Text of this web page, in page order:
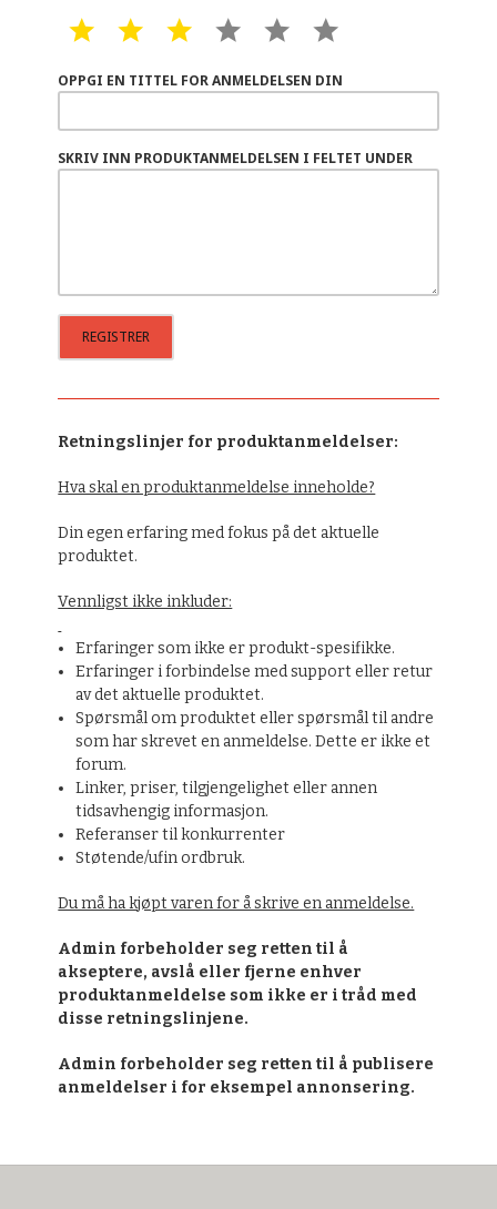
1 STAR2 STAR3 STAR4 STAR5 STAR
OPPGI EN TITTEL FOR ANMELDELSEN DIN
SKRIV INN PRODUKTANMELDELSEN I FELTET UNDER
Retningslinjer for produktanmeldelser:
Hva skal en produktanmeldelse inneholde?
Din egen erfaring med fokus på det aktuelle
produktet.
Vennligst ikke inkluder:
Erfaringer som ikke er produkt-spesifikke.
Erfaringer i forbindelse med support eller retur
av det aktuelle produktet.
Spørsmål om produktet eller spørsmål til andre
som har skrevet en anmeldelse. Dette er ikke et
forum.
Linker, priser, tilgjengelighet eller annen
tidsavhengig informasjon.
Referanser til konkurrenter
Støtende/ufin ordbruk.
Du må ha kjøpt varen for å skrive en anmeldelse.
Admin forbeholder seg retten til å
akseptere, avslå eller fjerne enhver
produktanmeldelse som ikke er i tråd med
disse retningslinjene.
Admin forbeholder seg retten til å publisere
anmeldelser i for eksempel annonsering.